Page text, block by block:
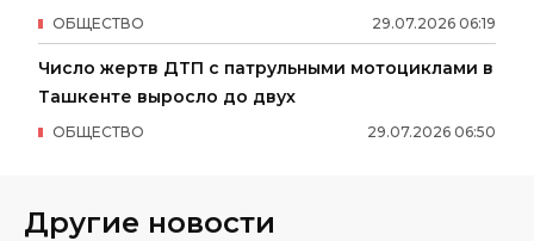
29.07.2026 06:19
ОБЩЕСТВО
Число жертв ДТП с патрульными мотоциклами в
Ташкенте выросло до двух
29.07.2026 06:50
ОБЩЕСТВО
Другие новости